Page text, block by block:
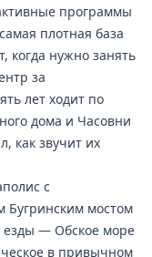
программы
плотная база
когда нужно занять
за
лет ходит по
дома и Часовни
как звучит их
с
Бугринским мостом
езды — Обское море
в привычном